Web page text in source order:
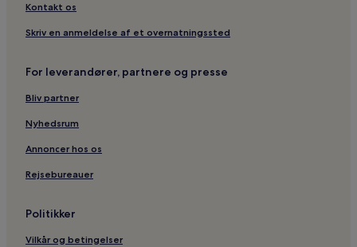
Kontakt os
Skriv en anmeldelse af et overnatningssted
For leverandører, partnere og presse
Bliv partner
Nyhedsrum
Annoncer hos os
Rejsebureauer
Politikker
Vilkår og betingelser